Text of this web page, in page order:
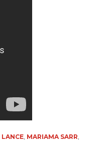
LANCE, MARIAMA SARR,